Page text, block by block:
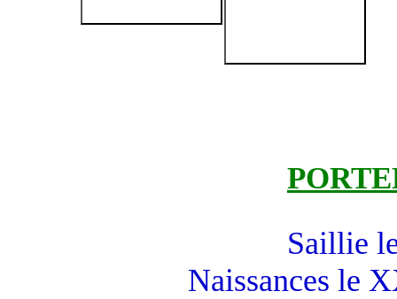
Saillie
Naissances le